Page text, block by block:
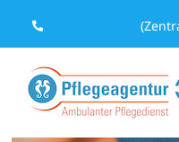
Inhalt
springen